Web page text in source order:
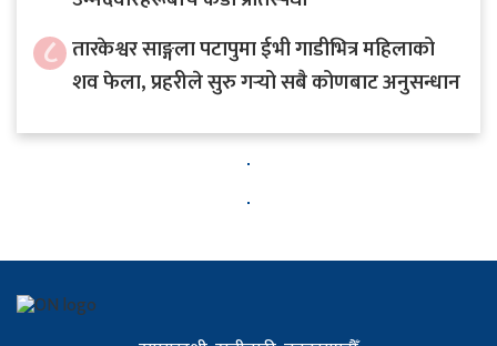
८ तारकेश्वर साङ्गला पटापुमा ईभी गाडीभित्र महिलाको
शव फेला, प्रहरीले सुरु गर्‍यो सबै कोणबाट अनुसन्धान